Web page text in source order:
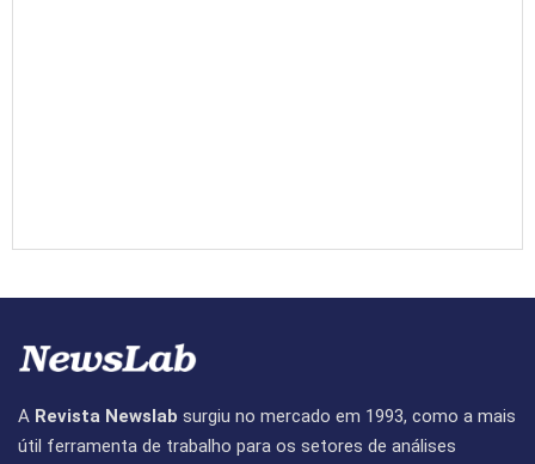
A Revista Newslab surgiu no mercado em 1993, como a mais
útil ferramenta de trabalho para os setores de análises